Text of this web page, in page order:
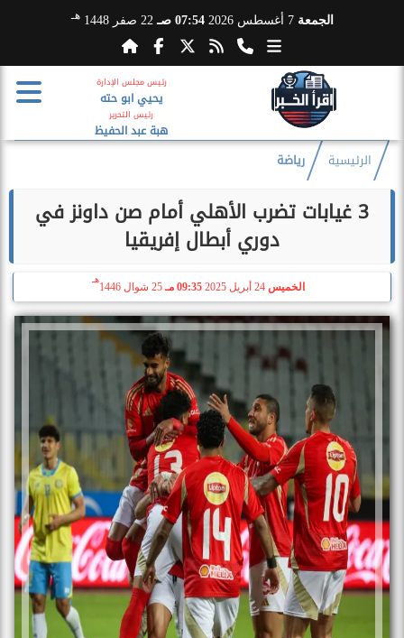
الجمعة 7 أغسطس 2026 07:54 صـ 22 صفر 1448 هـ
رئيس مجلس الإدارة
يحيي ابو حته
رئيس التحرير
هبة عبد الحفيظ
الرئيسية رياضة
3 غيابات تضرب الأهلي أمام صن داونز في
دوري أبطال إفريقيا
الخميس 09:35 مـ 25 شوال 1446
هـ